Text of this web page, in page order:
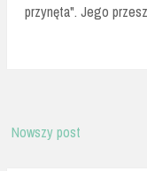
przynęta". Jego
Nowszy post